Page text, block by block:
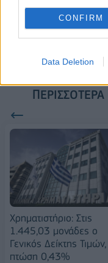
CONFIRM
Data Deletion
Alpha Bank: Για πρώτη
πύλες του σε όλους
Χρηματιστήριο: Στις
1.445,03 μονάδες ο
Γενικός Δείκτης
πτώση 0,43%